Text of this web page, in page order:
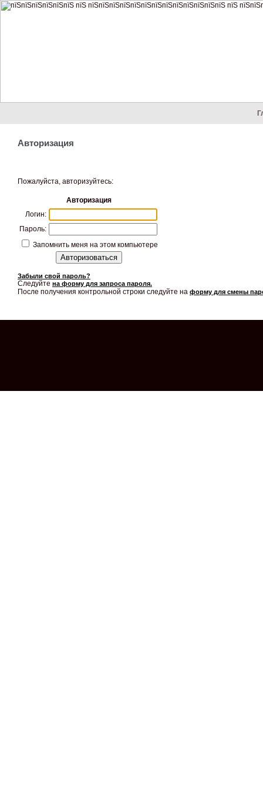
Авторизация
Пожалуйста, авторизуйтесь:
Авторизация
Логин:
Пароль:
Запомнить меня на этом компьютере
Забыли свой пароль?
Следуйте на форму для запроса пароля.
После получения контрольной строки следуйте на форму для смены